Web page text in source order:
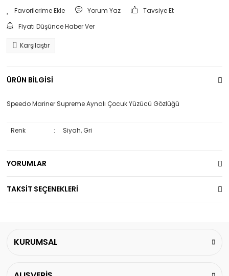
Yorum Yaz
Tavsiye Et
Fiyatı Düşünce Haber Ver
Karşılaştır
ÜRÜN BİLGİSİ
Speedo Mariner Supreme Aynalı Çocuk Yüzücü Gözlüğü
Renk : Siyah, Gri
YORUMLAR
TAKSİT SEÇENEKLERİ
KURUMSAL